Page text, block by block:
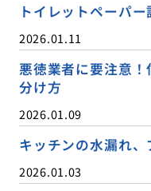
トイレットペーパ
2026.01.11
悪徳業者に要注意
分け方
2026.01.09
キッチンの水漏れ
2026.01.03